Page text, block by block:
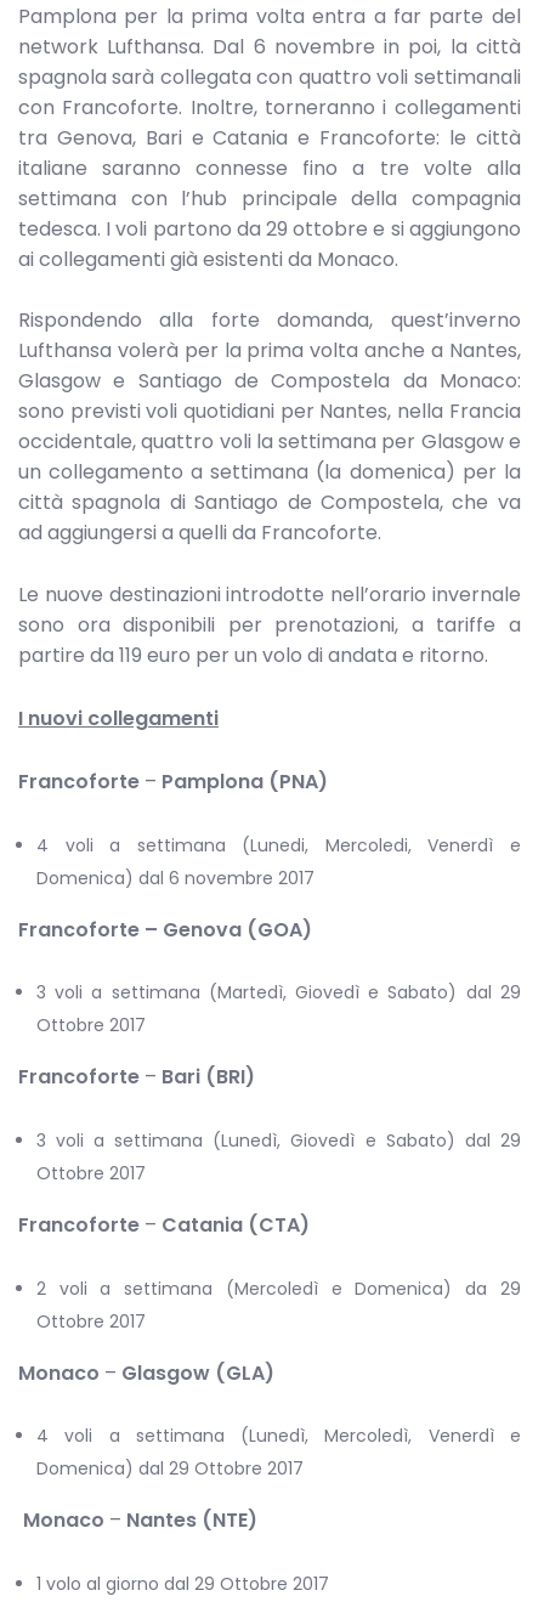
Pamplona per la prima volta entra a far parte del
network Lufthansa. Dal 6 novembre in poi, la città
spagnola sarà collegata con quattro voli settimanali
con Francoforte. Inoltre, torneranno i collegamenti
tra Genova, Bari e Catania e Francoforte: le città
italiane saranno connesse fino a tre volte alla
settimana con l’hub principale della compagnia
tedesca. I voli partono da 29 ottobre e si aggiungono
ai collegamenti già esistenti da Monaco.
Rispondendo alla forte domanda, quest’inverno
Lufthansa volerà per la prima volta anche a Nantes,
Glasgow e Santiago de Compostela da Monaco:
sono previsti voli quotidiani per Nantes, nella Francia
occidentale, quattro voli la settimana per Glasgow e
un collegamento a settimana (la domenica) per la
città spagnola di Santiago de Compostela, che va
ad aggiungersi a quelli da Francoforte.
Le nuove destinazioni introdotte nell’orario invernale
sono ora disponibili per prenotazioni, a tariffe a
partire da 119 euro per un volo di andata e ritorno.
I nuovi collegamenti
Francoforte – Pamplona (PNA)
4 voli a settimana (Lunedi, Mercoledi, Venerdì e
Domenica) dal 6 novembre 2017
Francoforte – Genova (GOA)
3 voli a settimana (Martedì, Giovedì e Sabato) dal 29
Ottobre 2017
Francoforte – Bari (BRI)
3 voli a settimana (Lunedì, Giovedì e Sabato) dal 29
Ottobre 2017
Francoforte – Catania (CTA)
2 voli a settimana (Mercoledì e Domenica) da 29
Ottobre 2017
Monaco – Glasgow (GLA)
4 voli a settimana (Lunedì, Mercoledì, Venerdì e
Domenica) dal 29 Ottobre 2017
Monaco – Nantes (NTE)
1 volo al giorno dal 29 Ottobre 2017